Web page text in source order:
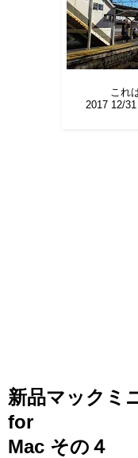
これ
2017 12/
新品マックミ
for
Mac その４